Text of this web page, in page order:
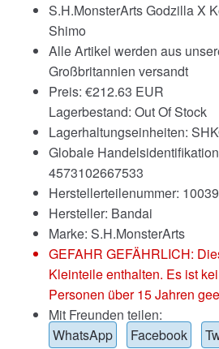
S.H.MonsterArts Godzilla X
Shimo
Alle Artikel werden aus
Großbritannien versandt
Preis: €212.63 EUR
Lagerbestand: Out Of Stock
Lagerhaltungseinheiten:
Globale
4573102667533
Herstellerteilenummer:
Hersteller: Bandai
Marke: S.H.MonsterArts
GEFAHR GEFÄHRLICH:
Kleinteile enthalten. Es ist
Personen über 15 Jahren
Mit Freunden teilen:
WhatsApp
Facebook